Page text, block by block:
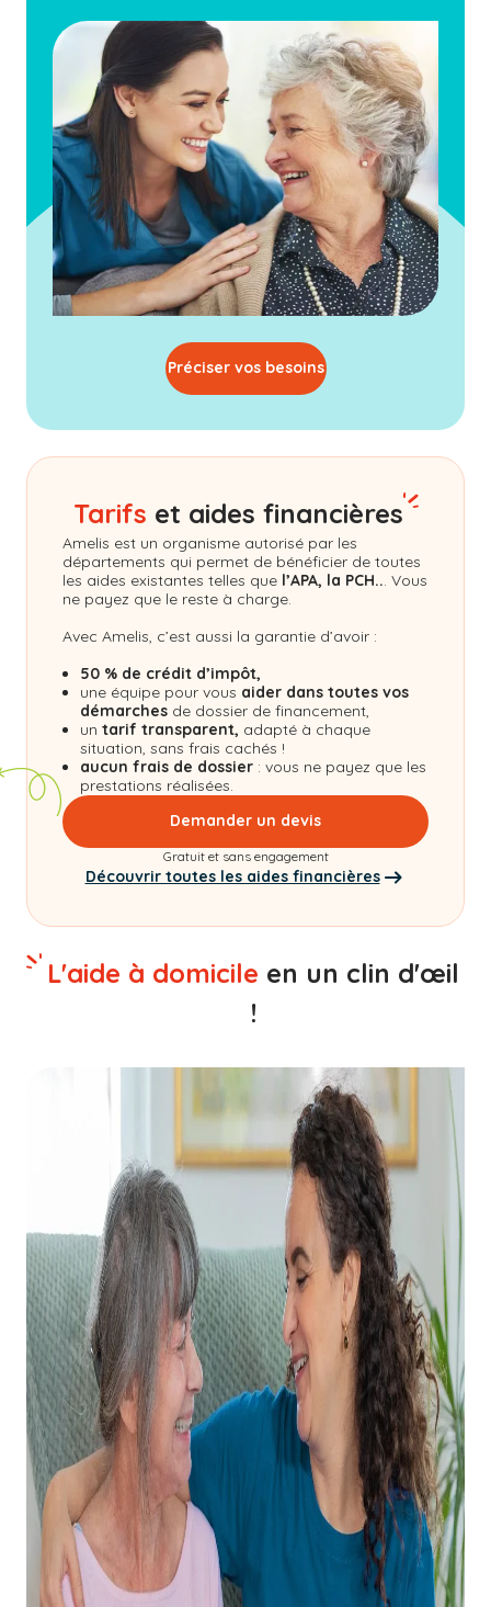
Préciser vos besoins
Tarifs et aides financières
Amelis est un organisme autorisé par les
départements qui permet de bénéficier de toutes
les aides existantes telles que l’APA, la PCH... Vous
ne payez que le reste à charge.
Avec Amelis, c’est aussi la garantie d’avoir :
50 % de crédit d’impôt,
une équipe pour vous aider dans toutes vos
démarches de dossier de financement,
un tarif transparent, adapté à chaque
situation, sans frais cachés !
aucun frais de dossier : vous ne payez que les
prestations réalisées.
Demander un devis
Gratuit et sans engagement
Découvrir toutes les aides financières
L'aide à domicile en un clin d'œil
!